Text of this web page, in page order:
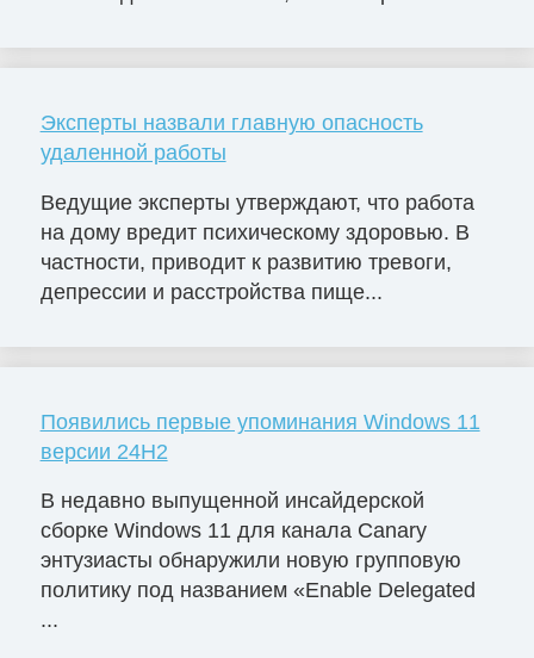
Эксперты назвали главную опасность
удаленной работы
Ведущие эксперты утверждают, что работа
на дому вредит психическому здоровью. В
частности, приводит к развитию тревоги,
депрессии и расстройства пище...
Появились первые упоминания Windows 11
версии 24H2
В недавно выпущенной инсайдерской
сборке Windows 11 для канала Canary
энтузиасты обнаружили новую групповую
политику под названием «Enable Delegated
...